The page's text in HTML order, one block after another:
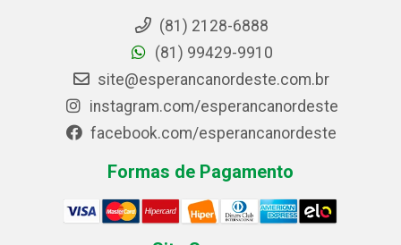
(81) 2128-6888
(81) 99429-9910
site@esperancanordeste.com.br
instagram.com/esperancanordeste
facebook.com/esperancanordeste
Formas de Pagamento